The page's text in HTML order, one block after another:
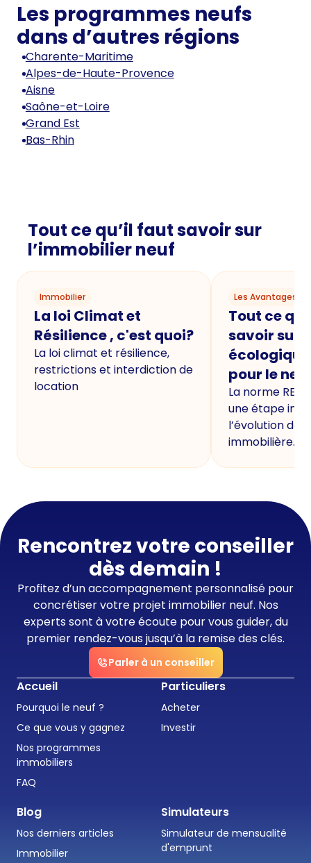
Les programmes neufs
dans d’autres régions
Charente-Maritime
Alpes-de-Haute-Provence
Aisne
Saône-et-Loire
Grand Est
Bas-Rhin
Tout ce qu’il faut savoir sur
l’immobilier neuf
Immobilier
La loi Climat et
Résilience , c'est quoi?
La loi climat et résilience,
restrictions et interdiction de
location
Les Avantages
Tout ce
savoir sur
écologique
pour le
La norme
une étape
l’évolution de
immobilière.
Rencontrez votre conseiller
dès demain !
Profitez d’un accompagnement personnalisé pour
concrétiser votre projet immobilier neuf. Nos
experts sont à votre écoute pour vous guider, du
premier rendez-vous jusqu’à la remise des clés.
Parler à un conseiller
Accueil
Pourquoi le neuf ?
Ce que vous y gagnez
Nos programmes
immobiliers
FAQ
Particuliers
Acheter
Investir
Blog
Nos derniers articles
Immobilier
Simulateurs
Simulateur de mensualité
d'emprunt